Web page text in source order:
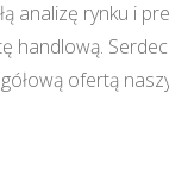
analizę rynku i
handlową.
ofertą